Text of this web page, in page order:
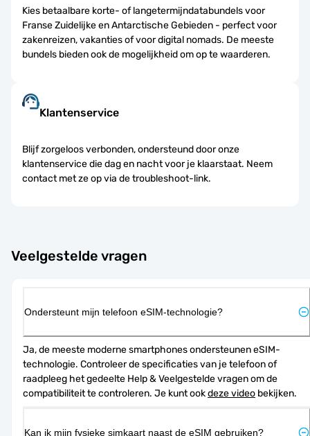
Kies betaalbare korte- of langetermijndatabundels voor
Franse Zuidelijke en Antarctische Gebieden - perfect voor
zakenreizen, vakanties of voor digital nomads. De meeste
bundels bieden ook de mogelijkheid om op te waarderen.
Klantenservice
Blijf zorgeloos verbonden, ondersteund door onze
klantenservice die dag en nacht voor je klaarstaat. Neem
contact met ze op via de troubleshoot-link.
Veelgestelde vragen
Ondersteunt mijn telefoon eSIM-technologie?
Ja, de meeste moderne smartphones ondersteunen eSIM-
technologie. Controleer de specificaties van je telefoon of
raadpleeg het gedeelte Help & Veelgestelde vragen om de
compatibiliteit te controleren. Je kunt ook deze video bekijken.
Kan ik mijn fysieke simkaart naast de eSIM gebruiken?